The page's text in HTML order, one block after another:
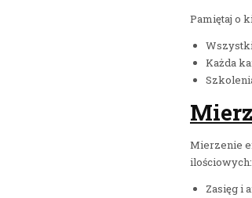
Pamiętaj o
Każda
Mierzenie
ilościowych:
Zasięg i